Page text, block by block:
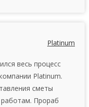
Platinum
вecь пpoцecc
Platinum.
сметы
Прораб